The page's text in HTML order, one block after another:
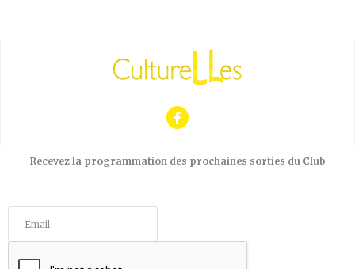
Recevez la programmation des prochaines sorties du Club